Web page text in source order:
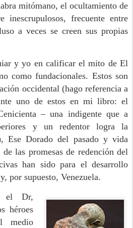
mitómano, el ocultamiento de
inescrupulosos, frecuente entre
a veces se creen sus propias
y yo en calificar el mito de El
como fundacionales. Estos son
occidental (hago referencia a
uno de estos en mi libro: el
– una indigente que a
y un redentor logra la
Ese Dorado del pasado y vida
las promesas de redención del
han sido para el desarrollo
por supuesto, Venezuela.
el Dr,
héroes
medio